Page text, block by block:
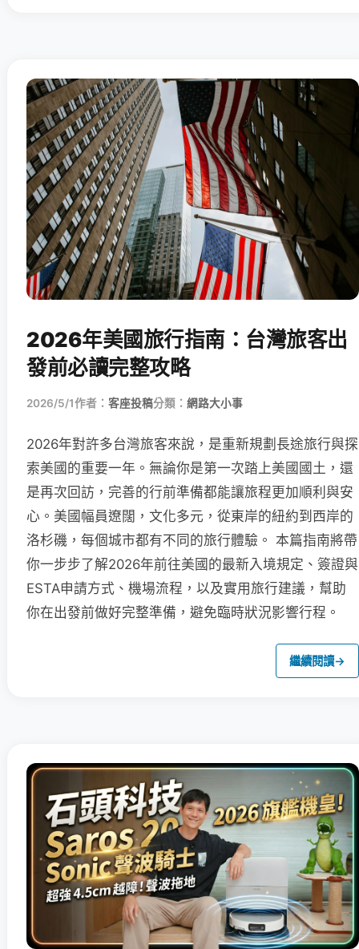
2026年美國旅行指南：台灣旅客出
發前必讀完整攻略
2026/5/1作者： 客座投稿分類： 網路大小事
2026年對許多台灣旅客來說，是重新規劃長途旅行與探
索美國的重要一年。無論你是第一次踏上美國國土，還
是再次回訪，完善的行前準備都能讓旅程更加順利與安
心。美國幅員遼闊，文化多元，從東岸的紐約到西岸的
洛杉磯，每個城市都有不同的旅行體驗。 本篇指南將帶
你一步步了解2026年前往美國的最新入境規定、簽證與
ESTA申請方式、機場流程，以及實用旅行建議，幫助
你在出發前做好完整準備，避免臨時狀況影響行程。
繼續閱讀→